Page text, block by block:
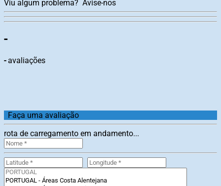
Viu algum problema? Avise-nos
-
-avaliações
Faça uma avaliação
rota de carregamento em andamento...